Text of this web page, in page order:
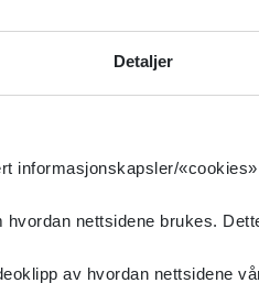
Detaljer
informasjonskapsler/
nettsidene brukes.
av hvordan nettsidene